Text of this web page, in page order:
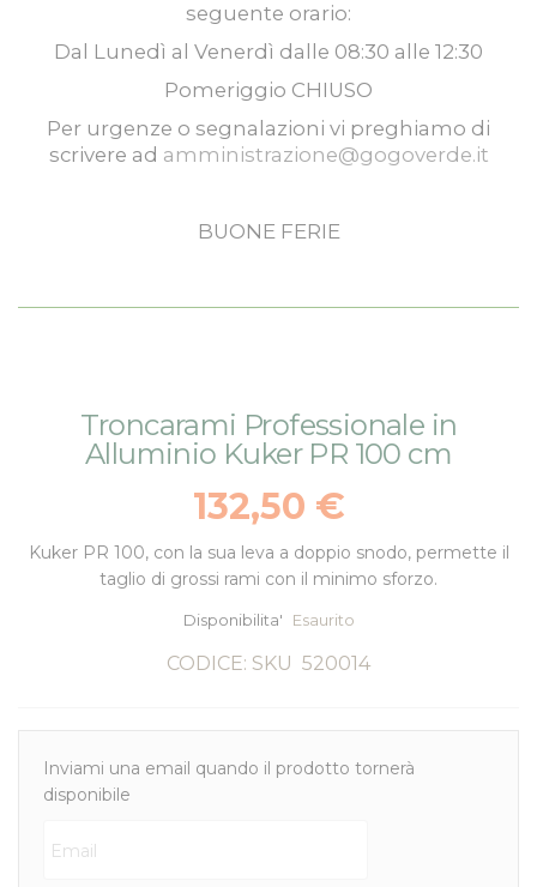
seguente orario:
Dal Lunedì al Venerdì dalle 08:30 alle 12:30
Pomeriggio CHIUSO
Per urgenze o segnalazioni vi preghiamo di
scrivere ad amministrazione@gogoverde.it
BUONE FERIE
immagini
Troncarami Professionale in
Alluminio Kuker PR 100 cm
132,50 €
Kuker PR 100, con la sua leva a doppio snodo, permette il
taglio di grossi rami con il minimo sforzo.
Disponibilita' Esaurito
CODICE: SKU 520014
Inviami una email quando il prodotto tornerà
disponibile